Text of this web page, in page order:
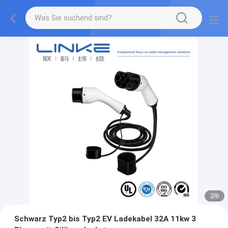
2/6
Schwarz Typ2 bis Typ2 EV Ladekabel 32A 11kw 3